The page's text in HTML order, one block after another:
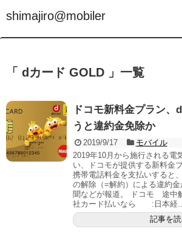
shimajiro@mobiler
「 dカード GOLD 」一覧
ドコモ新料金プラン、
うと違約金免除か
2019/9/17
モバイル
2019年10月から施行される電
い、ドコモが提供する新料金
携帯電話料金を支払いすると
の解除（=解約）による違約
聞などが報道。 ドコモ 途中
社カード払いなら :日本経...
記事を